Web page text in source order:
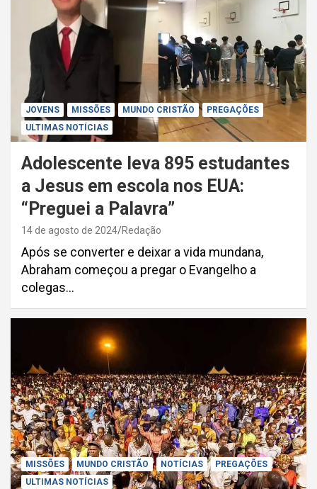
JOVENS MISSÕES MUNDO CRISTÃO
PREGAÇÕES
ULTIMAS NOTÍCIAS
Adolescente leva 895 estudantes
a Jesus em escola nos EUA:
“Preguei a Palavra”
14 de agosto de 2024 Redação
Após se converter e deixar a vida mundana,
Abraham começou a pregar o Evangelho a
colegas…
MISSÕES MUNDO CRISTÃO NOTÍCIAS
PREGAÇÕES
ULTIMAS NOTÍCIAS